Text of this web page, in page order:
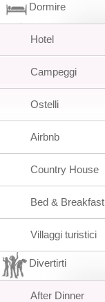
Dormire
Hotel
Campeggi
Ostelli
Airbnb
Country House
Bed & Breakfast
Villaggi turistici
Divertirti
After Dinner